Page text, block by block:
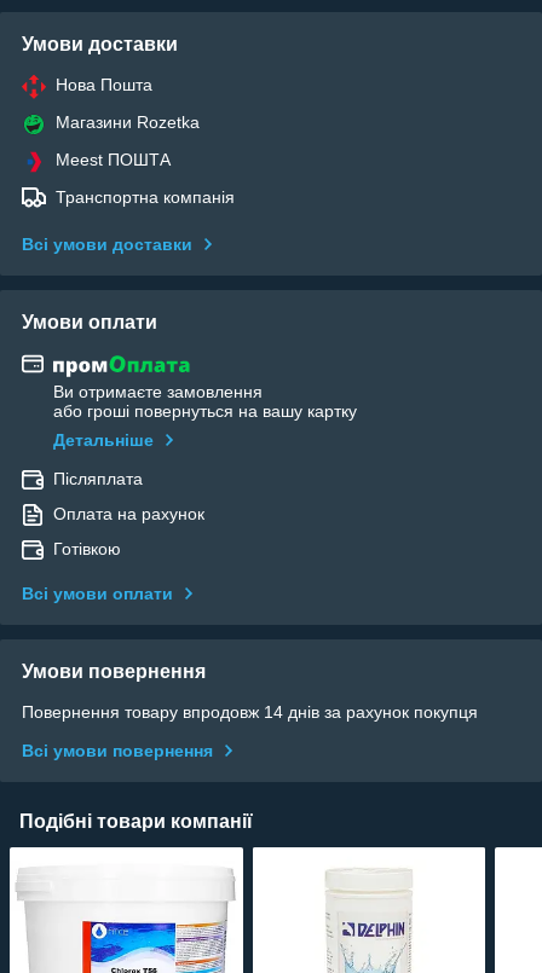
Умови доставки
Нова Пошта
Магазини Rozetka
Meest ПОШТА
Транспортна компанія
Всі умови доставки
Умови оплати
Ви отримаєте замовлення
або гроші повернуться на вашу картку
Детальніше
Післяплата
Оплата на рахунок
Готівкою
Всі умови оплати
Умови повернення
Повернення товару впродовж 14 днів за рахунок покупця
Всі умови повернення
Подібні товари компанії